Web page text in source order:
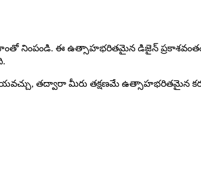
నింపండి. ఈ ఉత్సాహభరితమైన డిజైన్
తద్వారా మీరు తక్షణమే ఉత్సాహభరితమైన